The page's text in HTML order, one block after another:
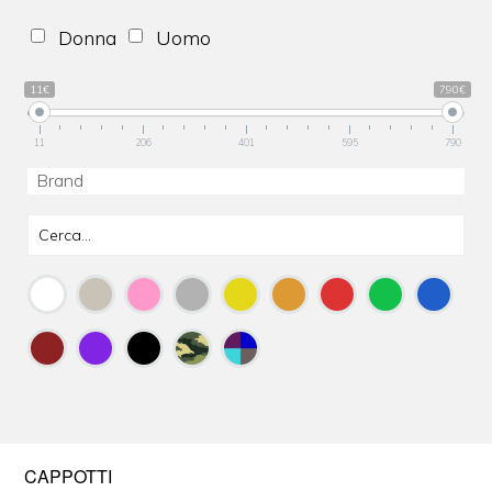
Donna Uomo
11€ 790€
11 206 401 595 790
CAPPOTTI